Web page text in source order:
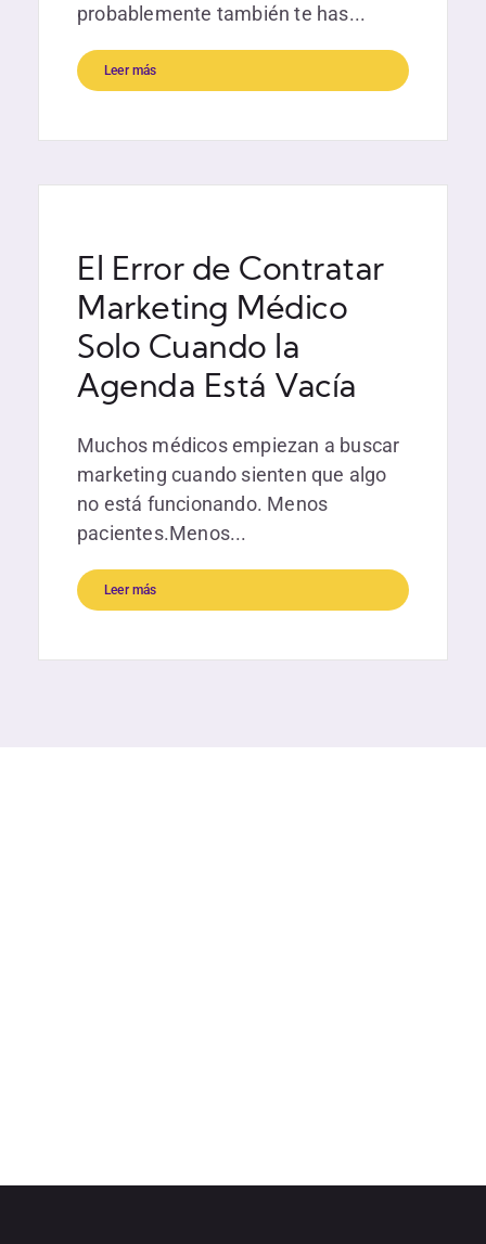
probablemente también te has...
Leer más
El Error de Contratar
Marketing Médico
Solo Cuando la
Agenda Está Vacía
Muchos médicos empiezan a buscar
marketing cuando sienten que algo
no está funcionando. Menos
pacientes.Menos...
Leer más